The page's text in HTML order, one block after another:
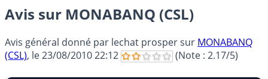
Avis sur MONABANQ (CSL)
Avis général donné par lechat prospersur MONABANQ
(CSL), le23/08/2010 22:12 (Note : 2.17/5)